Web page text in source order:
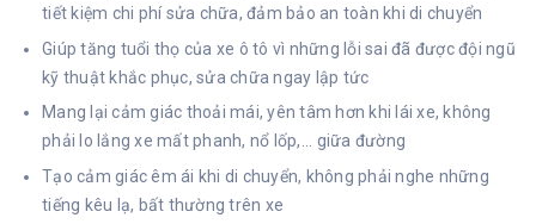
tiết kiệm chi phí sửa chữa, đảm bảo an toàn khi di chuyển
Giúp tăng tuổi thọ của xe ô tô vì những lỗi sai đã được đội ngũ
kỹ thuật khắc phục, sửa chữa ngay lập tức
Mang lại cảm giác thoải mái, yên tâm hơn khi lái xe, không
phải lo lắng xe mất phanh, nổ lốp,... giữa đường
Tạo cảm giác êm ái khi di chuyển, không phải nghe những
tiếng kêu lạ, bất thường trên xe